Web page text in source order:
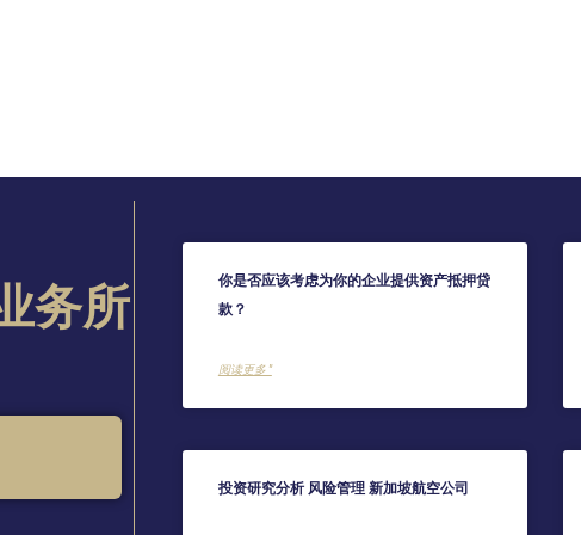
务所
你是否应该考虑为你的企业提供资产抵押贷
款？
阅读更多 "
投资研究分析 风险管理 新加坡航空公司